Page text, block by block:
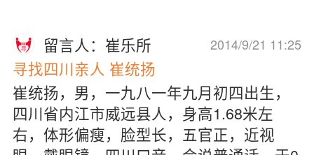
2014/9/21 11:25
留言人：崔乐所
寻找四川亲人 崔统扬
崔统扬，男，一九八一年九月初四出生，
四川省内江市威远县人，身高1.68米左
右，体形偏瘦，脸型长，五官正，近视